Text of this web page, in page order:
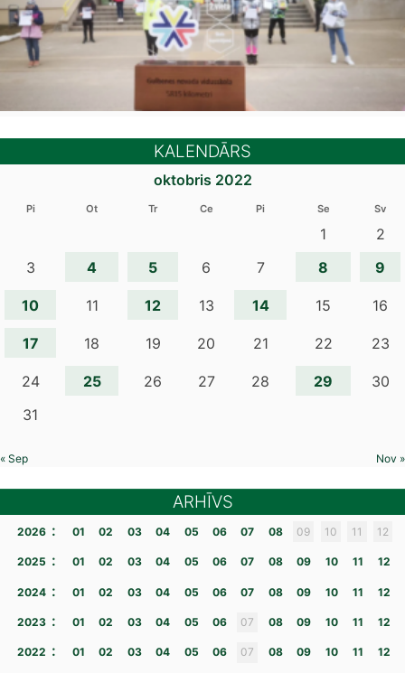
KALENDĀRS
oktobris 2022
Pi Ot Tr Ce Pi Se Sv
1
2
3
4 5 6 7 8 9
10 11 12 13 14 15 16
17 18 19 20 21 22 23
24 25 26 27 28 29
30
31
« Sep Nov »
ARHĪVS
2026 : 01 02 03 04 05 06 07 08 09 10 11 12
2025 : 01 02 03 04 05 06 07 08 09 10 11 12
2024 : 01 02 03 04 05 06 07 08 09 10 11 12
2023 : 01 02 03 04 05 06 07 08 09 10 11 12
2022 : 01 02 03 04 05 06 07 08 09 10 11 12